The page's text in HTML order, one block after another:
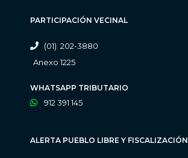
PARTICIPACIÓN VECINAL
(01) 202-3880
Anexo 1225
WHATSAPP TRIBUTARIO
912 391 145
ALERTA PUEBLO LIBRE Y FISCALIZACIÓN